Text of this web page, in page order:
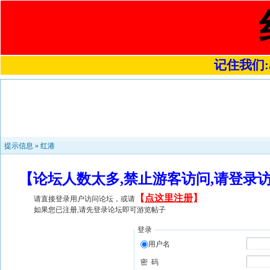
记住我们
提示信息 » 红港
【论坛人数太多,禁止游客访问,请登
请直接登录用户访问论坛，或请 【 点这里注册】
如果您已注册,请先登录论坛即可游览帖子
登录
用户名
密 码